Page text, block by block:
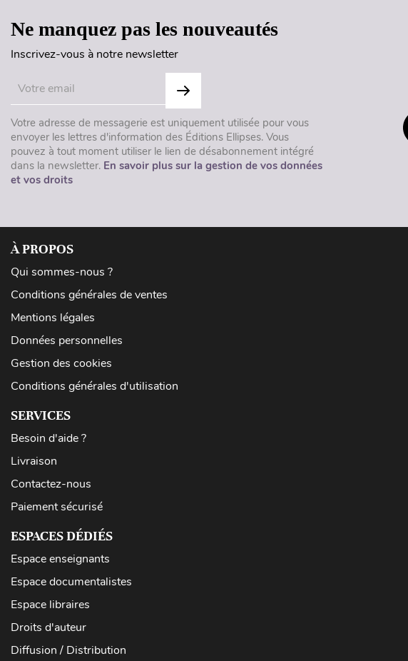
Ne manquez pas les nouveautés
Inscrivez-vous à notre newsletter
Votre adresse de messagerie est uniquement utilisée pour vous
envoyer les lettres d'information des Éditions Ellipses. Vous
pouvez à tout moment utiliser le lien de désabonnement intégré
dans la newsletter. En savoir plus sur la gestion de vos données
et vos droits
À PROPOS
Qui sommes-nous ?
Conditions générales de ventes
Mentions légales
Données personnelles
Gestion des cookies
Conditions générales d'utilisation
SERVICES
Besoin d'aide ?
Livraison
Contactez-nous
Paiement sécurisé
ESPACES DÉDIÉS
Espace enseignants
Espace documentalistes
Espace libraires
Droits d'auteur
Diffusion / Distribution